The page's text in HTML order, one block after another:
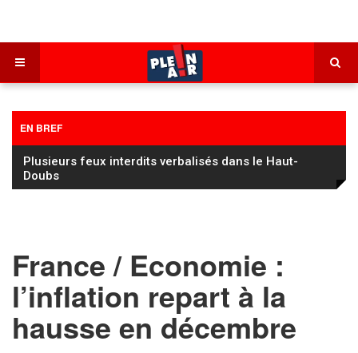
EN BREF
Les Combes : une automobiliste de 22 ans
désincarcérée
France / Economie :
l’inflation repart à la
hausse en décembre